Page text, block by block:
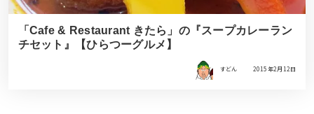
「Cafe & Restaurant きたら」の『スープカレーラン
チセット』【ひらつーグルメ】
すどん 2015年2月12日